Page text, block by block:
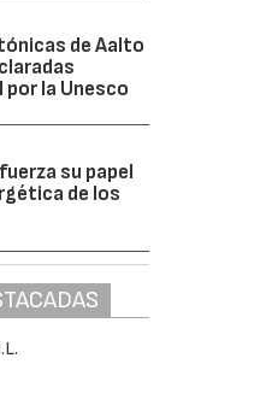
de Aalto
la Unesco
su papel
de los